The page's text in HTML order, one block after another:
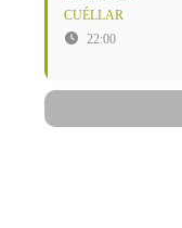
CUÉLLAR
22:00